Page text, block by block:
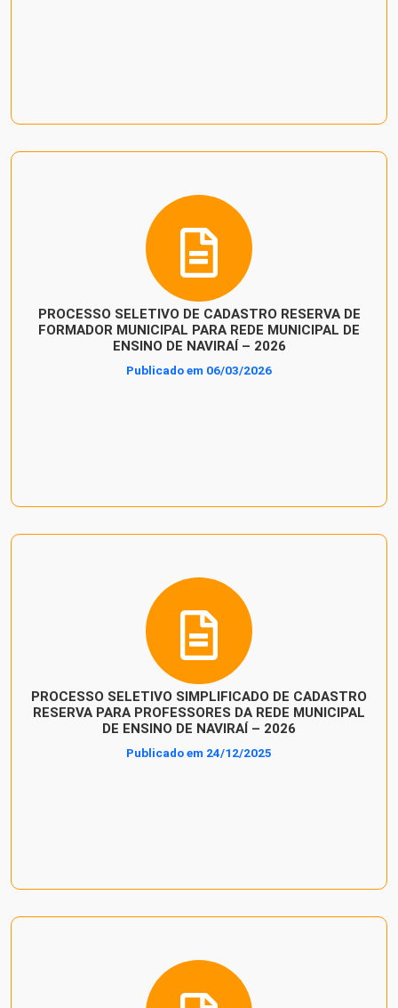
PROCESSO SELETIVO DE CADASTRO RESERVA DE
FORMADOR MUNICIPAL PARA REDE MUNICIPAL DE
ENSINO DE NAVIRAÍ – 2026
Publicado em 06/03/2026
PROCESSO SELETIVO SIMPLIFICADO DE CADASTRO
RESERVA PARA PROFESSORES DA REDE MUNICIPAL
DE ENSINO DE NAVIRAÍ – 2026
Publicado em 24/12/2025